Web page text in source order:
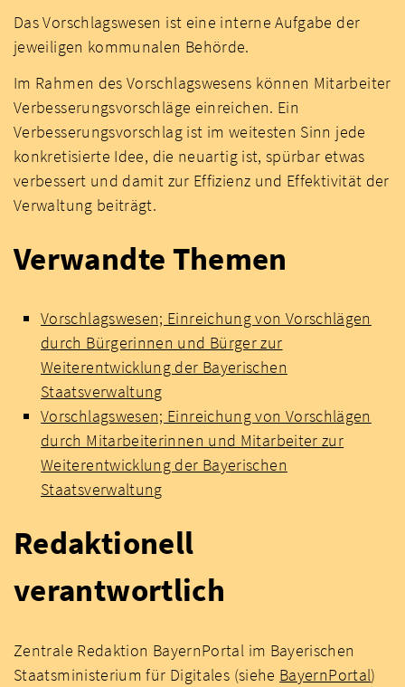
Das Vorschlagswesen ist eine interne Aufgabe der
jeweiligen kommunalen Behörde.
Im Rahmen des Vorschlagswesens können Mitarbeiter
Verbesserungsvorschläge einreichen. Ein
Verbesserungsvorschlag ist im weitesten Sinn jede
konkretisierte Idee, die neuartig ist, spürbar etwas
verbessert und damit zur Effizienz und Effektivität der
Verwaltung beiträgt.
Verwandte Themen
Vorschlagswesen; Einreichung von Vorschlägen
durch Bürgerinnen und Bürger zur
Weiterentwicklung der Bayerischen
Staatsverwaltung
Vorschlagswesen; Einreichung von Vorschlägen
durch Mitarbeiterinnen und Mitarbeiter zur
Weiterentwicklung der Bayerischen
Staatsverwaltung
Redaktionell
verantwortlich
Zentrale Redaktion BayernPortal im Bayerischen
Staatsministerium für Digitales (siehe BayernPortal)